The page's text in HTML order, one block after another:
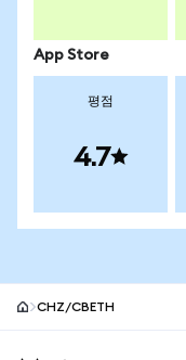
App Store
평점
4.7
CHZ/CBETH